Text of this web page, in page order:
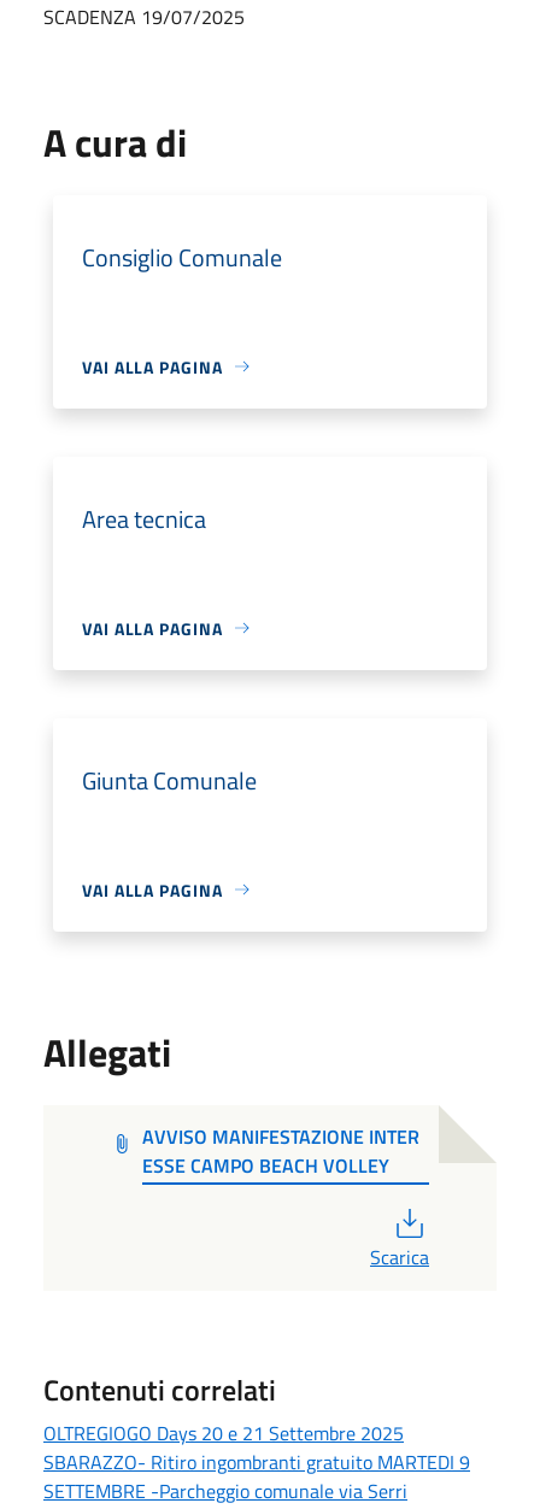
SCADENZA 19/07/2025
A cura di
Consiglio Comunale
VAI ALLA PAGINA
Area tecnica
VAI ALLA PAGINA
Giunta Comunale
VAI ALLA PAGINA
Allegati
AVVISO MANIFESTAZIONE INTER
ESSE CAMPO BEACH VOLLEY
Scarica
Contenuti correlati
OLTREGIOGO Days 20 e 21 Settembre 2025
SBARAZZO- Ritiro ingombranti gratuito MARTEDI 9
SETTEMBRE -Parcheggio comunale via Serri